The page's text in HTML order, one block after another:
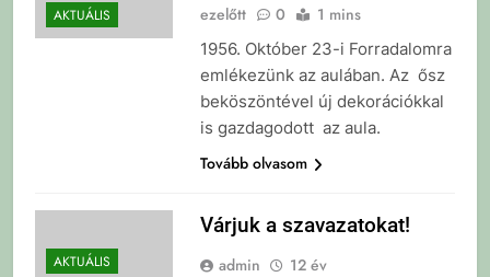
AKTUÁLIS
ezelőtt
0 1 mins
1956. Október 23-i Forradalomra
emlékezünk az aulában. Az ősz
beköszöntével új dekorációkkal
is gazdagodott az aula.
Tovább olvasom
AKTUÁLIS
Várjuk a szavazatokat!
admin
12 év